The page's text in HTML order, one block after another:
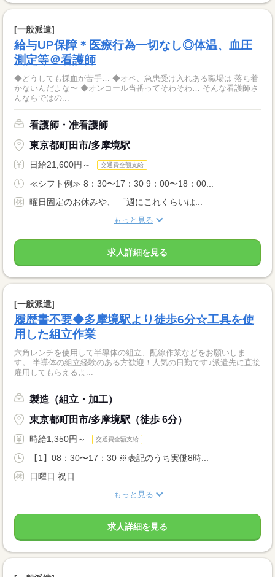
[一般派遣]
給与UP保障＊医療行為一切なし◎体温、血圧
測定等＠看護師
◆どうしても採血が苦手… ◆オペ、急患受け入れある職場は 落ち着
かないんだよな〜 ◆オンコール当番ってそわそわ… そんな看護師さ
んならではの...
看護師・准看護師
東京都町田市/多摩境駅
日給21,600円～ 交通費全額支給
≪シフト例≫ 8：30〜17：30 9：00〜18：00...
曜日固定のお休みや、 「週にこれくらいは...
もっと見る
求人詳細を見る
[一般派遣]
履歴書不要◆多摩境駅より徒歩6分☆工具を使
用した組立作業
六角レンチを使用して半導体の組立、配線作業などをお願いしま
す。 半導体の組立経験のある方歓迎！人気の日勤です♪派遣先に直接
雇用してもらえるよ...
製造（組立・加工）
東京都町田市/多摩境駅（徒歩 6分）
時給1,350円～ 交通費全額支給
【1】08：30〜17：30 ※表記のうち実働8時...
日曜日 祝日
もっと見る
求人詳細を見る